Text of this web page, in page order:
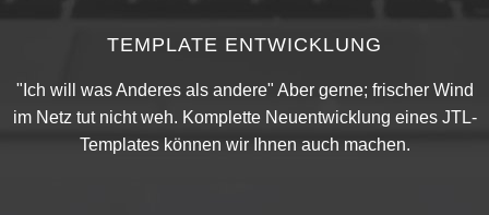
TEMPLATE ENTWICKLUNG
"Ich will was Anderes als andere" Aber gerne; frischer Wind
im Netz tut nicht weh. Komplette Neuentwicklung eines JTL-
Templates können wir Ihnen auch machen.